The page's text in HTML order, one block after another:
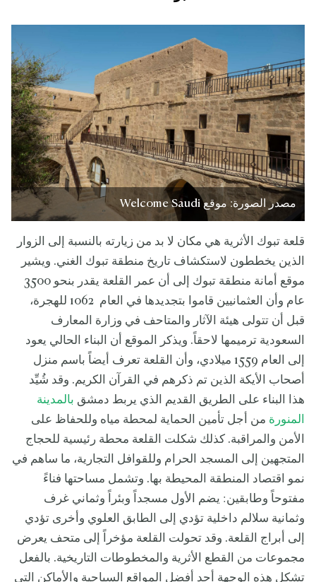
مصدر الصورة: موقع Welcome Saudi
قلعة تبوك الأثرية هي مكان لا بد من زيارته بالنسبة إلى الزوار
الذين يخططون لاستكشاف تاريخ منطقة تبوك الغني. ويشير
موقع أمانة منطقة تبوك إلى أن عمر القلعة يقدر بنحو 3500
عام وأن العثمانيين قاموا بتجديدها في العام 1062 للهجرة،
قبل أن تتولى هيئة الآثار والمتاحف في وزارة المعارف
السعودية ترميمها لاحقاً. ويذكر الموقع أن البناء الحالي يعود
إلى العام 1559 ميلادي، وأن القلعة تعرف أيضاً باسم منزل
أصحاب الأيكة الذين تم ذكرهم في القرآن الكريم. وقد شُيِّد
هذا البناء على الطريق القديم الذي يربط دمشق بالمدينة
المنورة من أجل تأمين الحماية لمحطة مياه وللحفاظ على
الأمن والمراقبة. كذلك شكلت القلعة محطة رئيسية للحجاج
المتجهين إلى المسجد الحرام وللقوافل التجارية، ما ساهم في
نمو اقتصاد المنطقة المحيطة بها. وتشمل مساحتها فناءً
مفتوحاً وطابقين: يضم الأول مسجداً وبئراً وثماني غرف
وثمانية سلالم داخلية تؤدي إلى الطابق العلوي وأخرى تؤدي
إلى أبراج القلعة. وقد تحولت القلعة مؤخراً إلى متحف يعرض
مجموعات من القطع الأثرية والمخطوطات التاريخية. بالفعل
تشكل هذه الوجهة أحد أفضل المواقع السياحية والأماكن التي